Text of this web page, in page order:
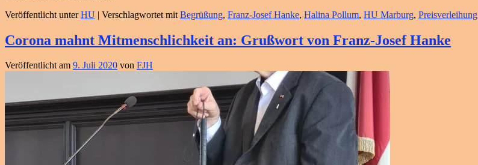
Veröffentlicht unter HU | Verschlagwortet mit Begrüßung, Franz-Josef Hanke, Halina Pollum, HU Marburg, Preisverleihung
Corona mahnt Mitmenschlichkeit an: Grußwort von Franz-Josef Hanke
Veröffentlicht am 9. Juli 2020 von FJH